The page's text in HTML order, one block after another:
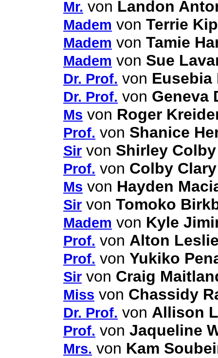
Mr. von Landon
Madem von Terrie
Madem von Tamie
Madem von Sue
Dr. Prof. von Eusebia
Dr. Prof. von Geneva
Ms von Roger
Prof. von Shanice
Sir von Shirley Colby
Prof. von Colby Clary
Ms von Hayden
Sir von Tomoko
Madem von Kyle
Prof. von Alton
Prof. von Yukiko
Sir von Craig
Miss von Chassidy
Dr. Prof. von Allison
Prof. von Jaqueline
Mrs. von Kam